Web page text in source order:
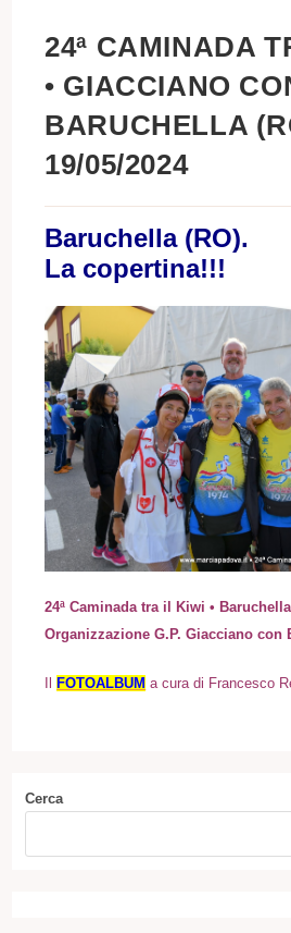
24ª CAMINADA
• GIACCIANO
BARUCHELLA
19/05/2024
Baruchella (RO).
La copertina!!!
24ª Caminada tra il Kiwi • Baruchella
Organizzazione G.P.Giacciano con
FOTOALBUM a cura di Francesco
Cerca